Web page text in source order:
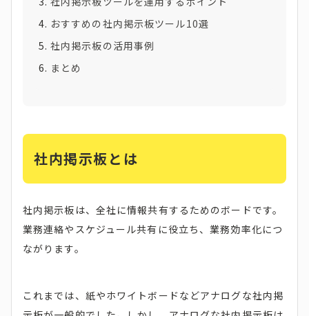
おすすめの社内掲示板ツール10選
社内掲示板の活用事例
まとめ
社内掲示板とは
社内掲示板は、全社に情報共有するためのボードです。
業務連絡やスケジュール共有に役立ち、業務効率化につ
ながります。
これまでは、紙やホワイトボードなどアナログな社内掲